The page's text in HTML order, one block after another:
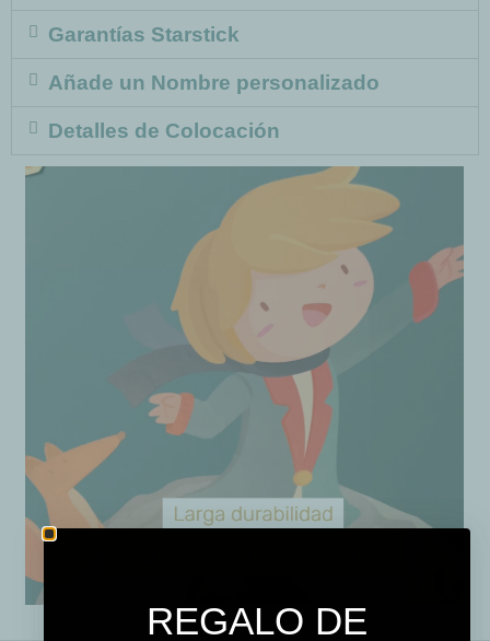
Garantías Starstick
Añade un Nombre personalizado
Detalles de Colocación
REGALO DE